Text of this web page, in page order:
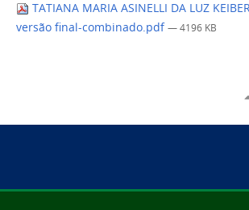
TATIANA MARIA ASINELLI DA LUZ
versão final-combinado.pdf — 4196 KB